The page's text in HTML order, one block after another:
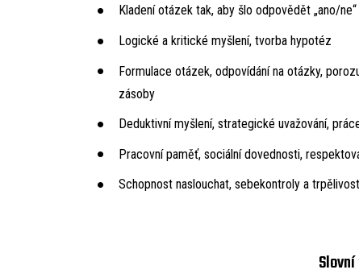
Kladení otázek tak, aby šlo odpovědět „ano/ne“
Logické a kritické myšlení, tvorba hypotéz
Formulace otázek, odpovídání na otázky,
zásoby
Deduktivní myšlení, strategické uvažování,
Pracovní paměť, sociální dovednosti,
Schopnost naslouchat, sebekontroly a